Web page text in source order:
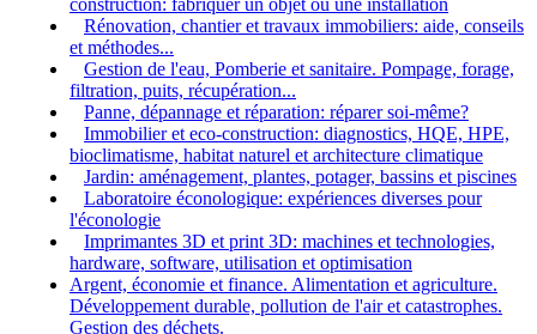
Rénovation, chantier et travaux immobiliers: aide, conseils
et méthodes...
Gestion de l'eau, Pomberie et sanitaire. Pompage, forage,
filtration, puits, récupération...
Panne, dépannage et réparation: réparer soi-même?
Immobilier et eco-construction: diagnostics, HQE, HPE,
bioclimatisme, habitat naturel et architecture climatique
Jardin: aménagement, plantes, potager, bassins et piscines
Laboratoire éconologique: expériences diverses pour
l'éconologie
Imprimantes 3D et print 3D: machines et technologies,
hardware, software, utilisation et optimisation
Argent, économie et finance. Alimentation et agriculture.
Développement durable, pollution de l'air et catastrophes.
Gestion des déchets.